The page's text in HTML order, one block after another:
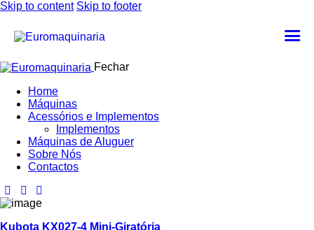
Skip to content Skip to footer
Fechar
Home
Máquinas
Acessórios e Implementos
Implementos
Máquinas de Aluguer
Sobre Nós
Contactos
Kubota KX027-4 Mini-Giratória